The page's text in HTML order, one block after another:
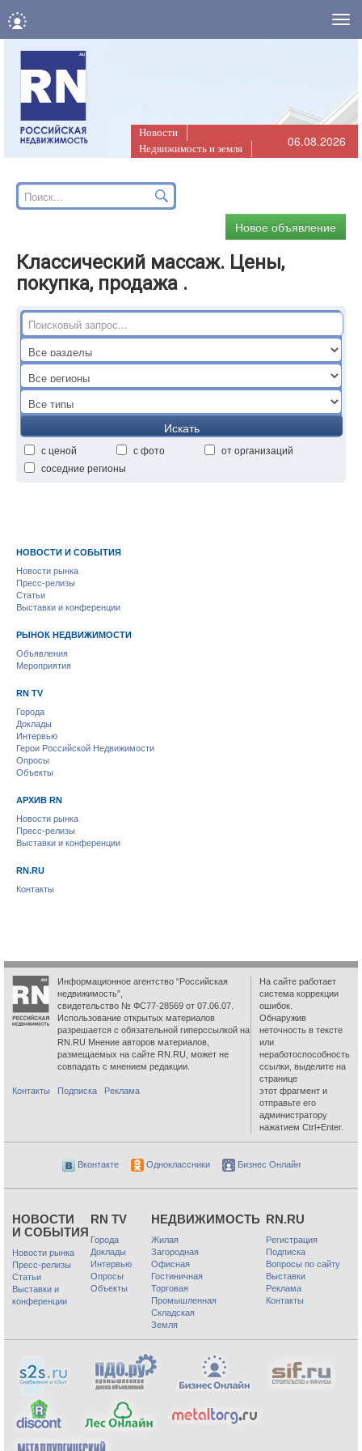
Новости
Недвижимость и земля
06.08.2026
Новое объявление
Классический массаж. Цены,
покупка, продажа .
Искать
с ценой с фото
от организаций
соседние регионы
НОВОСТИ И СОБЫТИЯ
Новости рынка
Пресс-релизы
Статьи
Выставки и конференции
РЫНОК НЕДВИЖИМОСТИ
Объявления
Мероприятия
RN TV
Города
Доклады
Интервью
Герои Российской Недвижимости
Опросы
Объекты
АРХИВ RN
Новости рынка
Пресс-релизы
Выставки и конференции
RN.RU
Контакты
Информационное агентство “Российская
недвижимость”,
свидетельство № ФС77-28569 от 07.06.07.
Использование открытых материалов
разрешается с обязательной гиперссылкой на
RN.RU Мнение авторов материалов,
размещаемых на сайте RN.RU, может не
совпадать с мнением редакции.
Контакты Подписка Реклама
На сайте работает
система коррекции
ошибок.
Обнаружив
неточность в тексте
или
неработоспособность
ссылки, выделите на
странице
этот фрагмент и
отправьте его
администратору
нажатием Ctrl+Enter.
Вконтакте Одноклассники Бизнес Онлайн
НОВОСТИ
И СОБЫТИЯ
Новости рынка
Пресс-релизы
Статьи
Выставки и
конференции
RN TV
Города
Доклады
Интервью
Опросы
Объекты
НЕДВИЖИМОСТЬ
Жилая
Загородная
Офисная
Гостиничная
Торговая
Промышленная
Складская
Земля
RN.RU
Регистрация
Подписка
Вопросы по сайту
Выставки
Реклама
Контакты